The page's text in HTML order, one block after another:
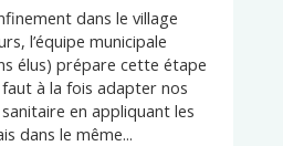
dans le village
l’équipe municipale
élus) prépare cette étape
à la fois adapter nos
en appliquant les
dans le même...